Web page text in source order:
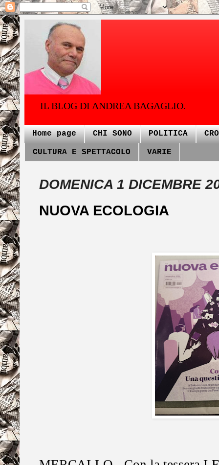
IL BLOG DI ANDREA BAGAGLIO.
Home page CHI SONO POLITICA
CULTURA E SPETTACOLO VARIE
DOMENICA 1 DICEMBRE
NUOVA ECOLOGIA